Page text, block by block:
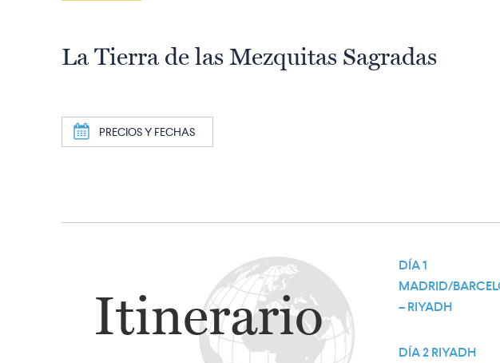
La Tierra de las Mezquitas Sagradas
a PRECIOS Y FECHAS
Itinerario
DÍA 1
MADRID/
– RIYADH
DÍA 2 RIYADH